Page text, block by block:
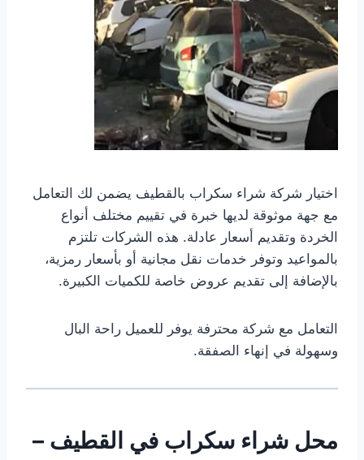
اختيار شركة شراء سكراب بالقطيف يضمن لك التعامل
مع جهة موثوقة لديها خبرة في تقييم مختلف أنواع
الخردة وتقديم أسعار عادلة. هذه الشركات تلتزم
بالمواعيد وتوفر خدمات نقل مجانية أو بأسعار رمزية،
بالإضافة إلى تقديم عروض خاصة للكميات الكبيرة.
التعامل مع شركة محترفة يوفر للعميل راحة البال
وسهولة في إنهاء الصفقة.
محل شراء سكراب في القطيف –